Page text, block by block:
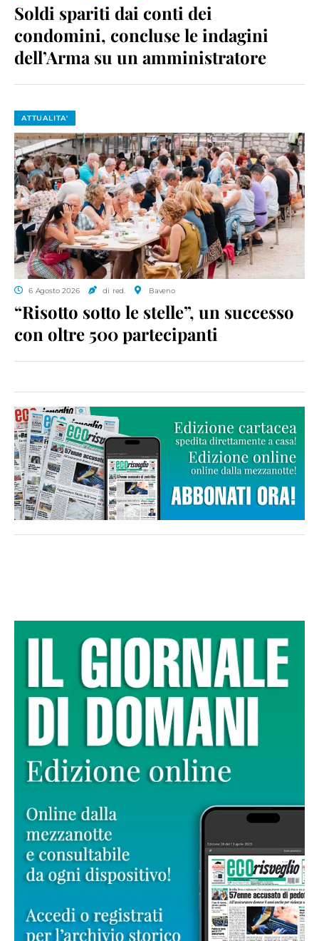
Soldi spariti dai conti dei
condomini, concluse le indagini
dell’Arma su un amministratore
ATTUALITA'
6 Agosto 2026 di red. Baveno
“Risotto sotto le stelle”, un successo
con oltre 500 partecipanti